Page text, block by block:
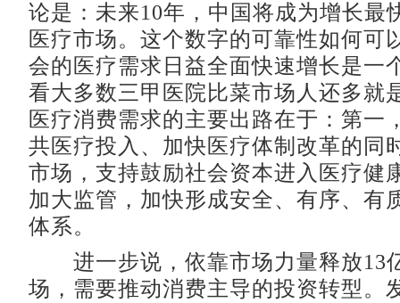
论是：未来10年，中国将成为增长最
医疗市场。这个数字的可靠性如何可
会的医疗需求日益全面快速增长是一
看大多数三甲医院比菜市场人还多就
医疗消费需求的主要出路在于：第一
共医疗投入、加快医疗体制改革的同
市场，支持鼓励社会资本进入医疗健
加大监管，加快形成安全、有序、有
体系。
进一步说，依靠市场力量释放13
场，需要推动消费主导的投资转型。